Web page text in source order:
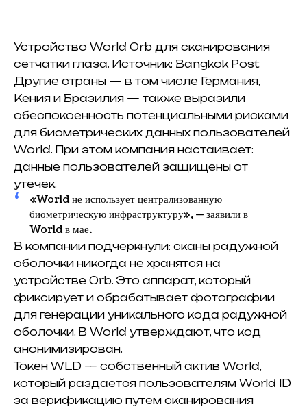
Устройство World Orb для сканирования
сетчатки глаза. Источник: Bangkok Post
Другие страны — в том числе Германия,
Кения и Бразилия — также выразили
обеспокоенность потенциальными рисками
для биометрических данных пользователей
World. При этом компания настаивает:
данные пользователей защищены от
утечек.
«World не использует централизованную
биометрическую инфраструктуру», — заявили в
World в мае.
В компании подчеркнули: сканы радужной
оболочки никогда не хранятся на
устройстве Orb. Это аппарат, который
фиксирует и обрабатывает фотографии
для генерации уникального кода радужной
оболочки. В World утверждают, что код
анонимизирован.
Токен WLD — собственный актив World,
который раздается пользователям World ID
за верификацию путем сканирования